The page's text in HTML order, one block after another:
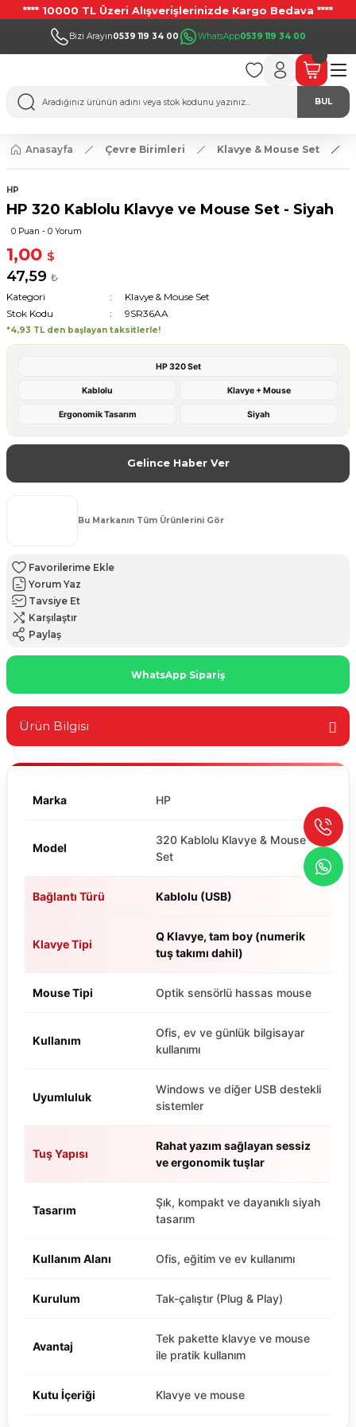
**** 10000 TL Üzeri Alışverişlerinizde Kargo Bedava ****
Bizi Arayın0539 119 34 00 WhatsApp0539 119 34 00
BUL
Anasayfa Çevre Birimleri Klavye & Mouse Set
HP
HP 320 Kablolu Klavye ve Mouse Set - Siyah
0 Puan - 0 Yorum
1,00 $
47,59 ₺
Kategori
Klavye & Mouse Set
Stok Kodu
9SR36AA
*4,93 TL den başlayan taksitlerle!
HP 320 Set
Kablolu Klavye + Mouse
Ergonomik Tasarım Siyah
Gelince Haber Ver
Bu Markanın Tüm Ürünlerini Gör
Yorum Yaz
Tavsiye Et
Karşılaştır
Paylaş
WhatsApp Sipariş
Ürün Bilgisi
Marka HP
Model
320 Kablolu Klavye & Mouse
Set
Bağlantı Türü Kablolu (USB)
Klavye Tipi
Q Klavye, tam boy (numerik
tuş takımı dahil)
Mouse Tipi Optik sensörlü hassas mouse
Kullanım
Ofis, ev ve günlük bilgisayar
kullanımı
Uyumluluk
Windows ve diğer USB destekli
sistemler
Tuş Yapısı
Rahat yazım sağlayan sessiz
ve ergonomik tuşlar
Tasarım
Şık, kompakt ve dayanıklı siyah
tasarım
Kullanım Alanı Ofis, eğitim ve ev kullanımı
Kurulum Tak-çalıştır (Plug & Play)
Avantaj
Tek pakette klavye ve mouse
ile pratik kullanım
Kutu İçeriği Klavye ve mouse